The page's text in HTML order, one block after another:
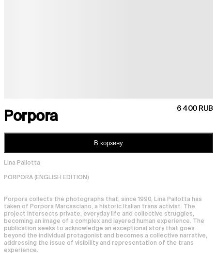
Porpora 6 400 RUB
Lina Pallotta
PORPORA (ENGLISH EDITION)
Porpora collects the photographs that, since 1990, Lina Pallotta has
taken of Porpora Marcasciano, a historic Italian trans activist. The
project intersects private, everyday life and collective struggles,
becoming an image of a complex and layered human experience. The
publication seeks to acknowledge an exceptional story that goes
beyond the individual protagonist and becomes a collective narrative,
addressing the issue of visibility and representation of the trans
experience.
В корзину